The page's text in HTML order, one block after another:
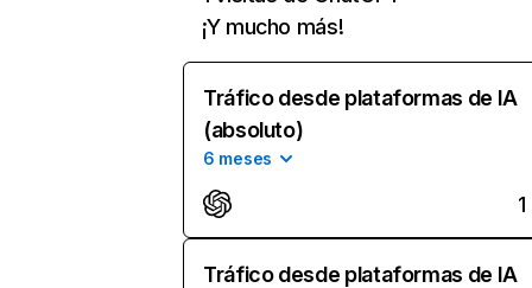
¡Y mucho más!
Tráfico desde plataformas de IA
(absoluto)
6 meses
1
Tráfico desde plataformas de IA